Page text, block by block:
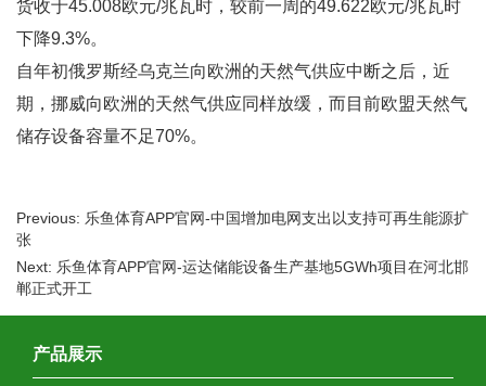
货收于45.008欧元/兆瓦时，较前一周的49.622欧元/兆瓦时
下降9.3%。
自年初俄罗斯经乌克兰向欧洲的天然气供应中断之后，近
期，挪威向欧洲的天然气供应同样放缓，而目前欧盟天然气
储存设备容量不足70%。
Previous: 乐鱼体育APP官网-中国增加电网支出以支持可再生能源扩
张
Next: 乐鱼体育APP官网-运达储能设备生产基地5GWh项目在河北邯
郸正式开工
产品展示